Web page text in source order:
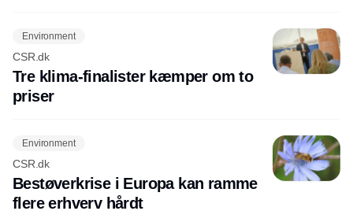
Environment
CSR.dk
Tre klima-finalister kæmper om to
priser
Environment
CSR.dk
Bestøverkrise i Europa kan ramme
flere erhverv hårdt